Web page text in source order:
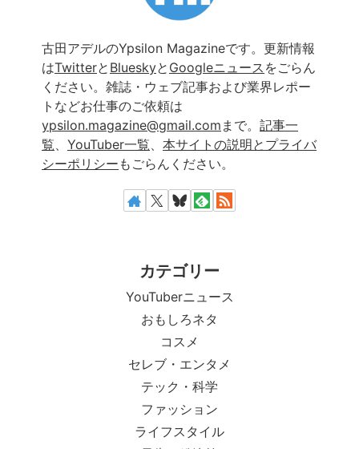
古田アデルのYpsilon Magazineです。更新情報
はTwitterと Blueskyと Googleニュース をごらん
ください。雑誌・ウェブ記事および業界レポー
トなどお仕事のご依頼は
ypsilon.magazine@gmail.com まで。 記事一
覧
YouTuber一覧
本サイトの説明とプライバ
シーポリシー もごらんください。
カテゴリー
YouTuberニュース
おもしろネタ
コスメ
セレブ・エンタメ
テック・科学
ファッション
ライフスタイル